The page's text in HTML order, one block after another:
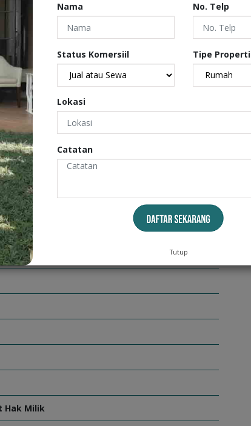
2
watt Sibble Hadap Utara Harga : 90 juta / tahun
Hak Milik
Nama No. Telp
Status Komersiil Tipe Properti
Lokasi
Catatan
Tutup